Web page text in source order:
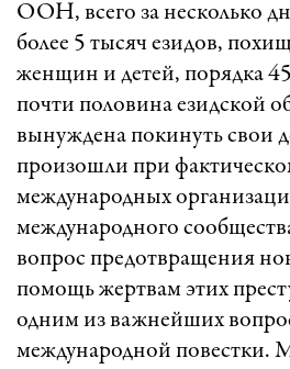
ООН, всего за несколько
более 5 тысяч езидов,
женщин и детей, порядка
почти половина езидской
вынуждена покинуть свои
произошли при
международных
международного
вопрос предотвращения
помощь жертвам этих
одним из важнейших
международной повестки.